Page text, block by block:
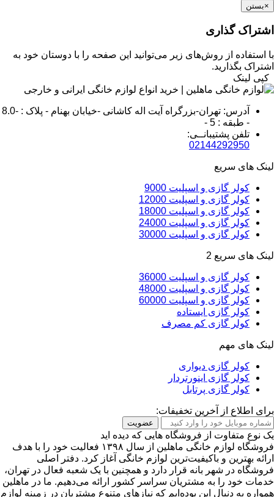
×بستن
اشتراک گذاری
با استفاده از روش‌های زیر می‌توانید این صفحه را با دوستان خود به
اشتراک بگذارید.
کپی لینک
آدرس: تهران-بزرگراه آیت اله کاشانی -خیابان بهنام - پلاک : -8.0
- طبقه : 5 -
تلفن پشتیبانــی:
02144292950
لینک های سریع
کولر گازی و اسپلیت 9000
کولر گازی و اسپلیت 12000
کولر گازی و اسپلیت 18000
کولر گازی و اسپلیت 24000
کولر گازی و اسپلیت 30000
لینک های سریع 2
کولر گازی و اسپلیت 36000
کولر گازی و اسپلیت 48000
کولر گازی و اسپلیت 60000
کولر گازی ایستاده
کولر گازی کم مصرف
لینک های مهم
کولر گازی دیواری
کولر گازی اینورتردار
کولر گازی پرتابل
برای اطلاع از آخرین تخفیفات:
عضویت
یک نوع متفاوت از فروشگاه هایی که دیده اید
فروشگاه لوازم خانگی ماهلین از سال ۱۳۹۸ فعالیت خود را با هدف
ارائه بهترین و باکیفیت‌ترین لوازم خانگی آغاز کرد. دفتر اصلی
فروشگاه در شهر بانه قرار دارد و همچنین با یک شعبه فعال در تهران،
خدمات خود را به مشتریان سراسر کشور ارائه می‌دهیم. ما در ماهلین
همواره به دنبال این بوده‌ایم که نیازهای متنوع مشتریان در زمینه لوازم